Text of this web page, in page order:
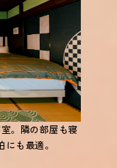
。隣の部屋も寝
も最適。